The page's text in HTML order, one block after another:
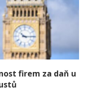
firem za daň u